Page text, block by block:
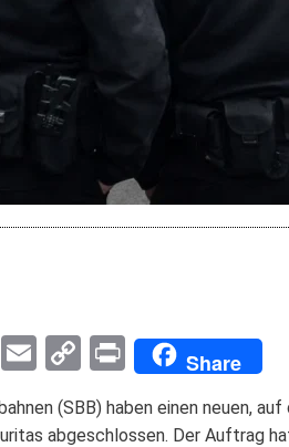
Messenger
EmailCopy
Link
PrintShare
(SBB) haben einen neuen,
abgeschlossen. Der Auftrag